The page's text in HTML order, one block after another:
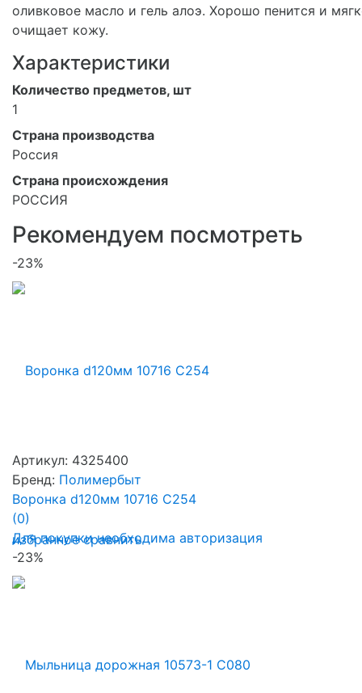
оливковое масло и гель алоэ. Хорошо пенится и
очищает кожу.
Характеристики
Количество предметов, шт
1
Страна производства
Россия
Страна происхождения
РОССИЯ
Рекомендуем посмотреть
-23%
избранное сравнить
Артикул: 4325400
Бренд: Полимербыт
Воронка d120мм 10716 С254
(0)
Для покупки необходима авторизация
-23%